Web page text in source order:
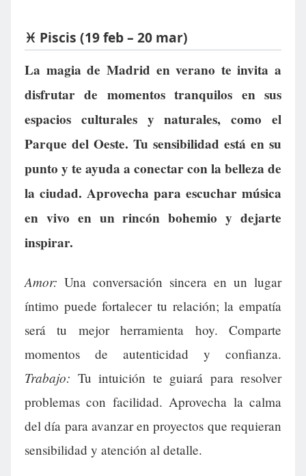
♓ Piscis (19 feb – 20 mar)
La magia de Madrid en verano te invita a
disfrutar de momentos tranquilos en sus
espacios culturales y naturales, como el
Parque del Oeste. Tu sensibilidad está en su
punto y te ayuda a conectar con la belleza de
la ciudad. Aprovecha para escuchar música
en vivo en un rincón bohemio y dejarte
inspirar.
Amor: Una conversación sincera en un lugar
íntimo puede fortalecer tu relación; la empatía
será tu mejor herramienta hoy. Comparte
momentos de autenticidad y confianza.
Trabajo: Tu intuición te guiará para resolver
problemas con facilidad. Aprovecha la calma
del día para avanzar en proyectos que requieran
sensibilidad y atención al detalle.